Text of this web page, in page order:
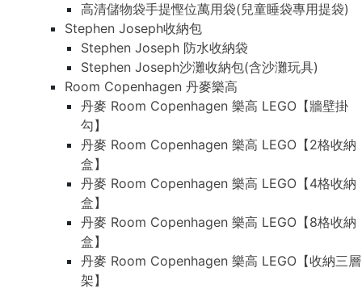
高清儲物袋手提慳位萬用袋(兒童睡袋專用提袋)
Stephen Joseph收納包
Stephen Joseph 防水收納袋
Stephen Joseph沙灘收納包(含沙灘玩具)
Room Copenhagen 丹麥樂高
丹麥 Room Copenhagen 樂高 LEGO【牆壁掛
勾】
丹麥 Room Copenhagen 樂高 LEGO【2格收納
盒】
丹麥 Room Copenhagen 樂高 LEGO【4格收納
盒】
丹麥 Room Copenhagen 樂高 LEGO【8格收納
盒】
丹麥 Room Copenhagen 樂高 LEGO【收納三層
架】